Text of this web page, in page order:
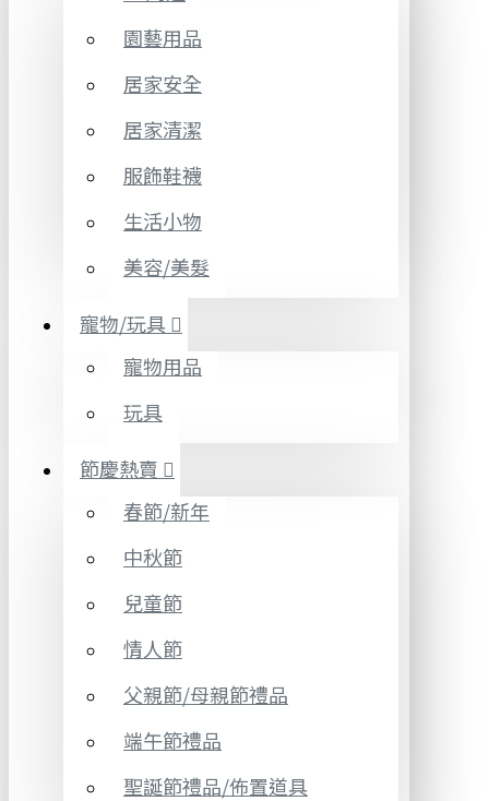
園藝用品
居家安全
居家清潔
服飾鞋襪
生活小物
美容/美髮
寵物/玩具
寵物用品
玩具
節慶熱賣
春節/新年
中秋節
兒童節
情人節
父親節/母親節禮品
端午節禮品
聖誕節禮品/佈置道具